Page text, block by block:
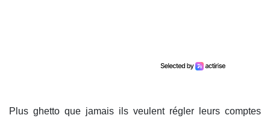
Plus ghetto que jamais ils veulent régler leurs comptes